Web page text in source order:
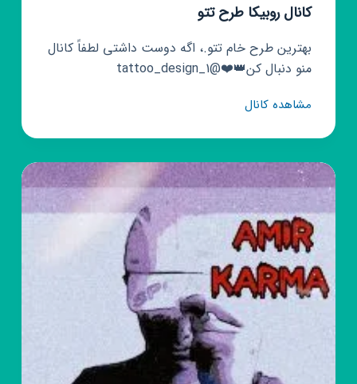
کانال روبیکا طرح تتو
بهترین طرح خام تتو.، اگه دوست داشتی لطفاً کانال
منو دنبال کن👑❤️@tattoo_design_1
مشاهده کانالکانال
طرح
تتو